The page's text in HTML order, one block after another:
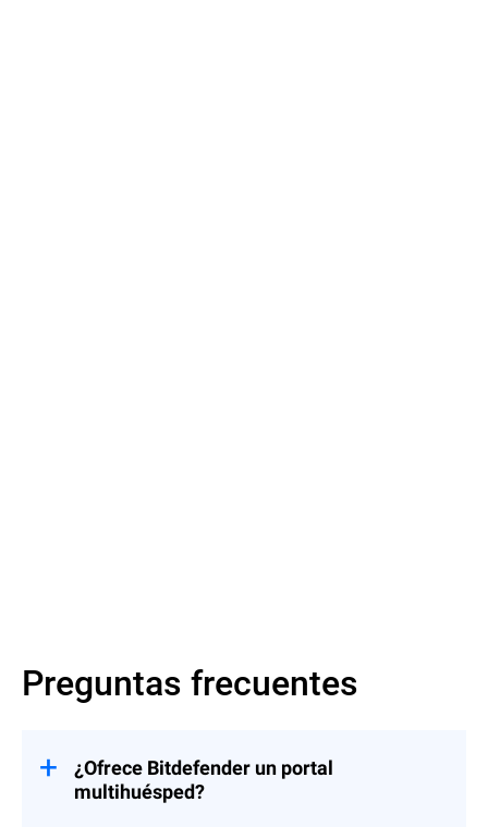
Preguntas frecuentes
¿Ofrece Bitdefender un portal
multihuésped?